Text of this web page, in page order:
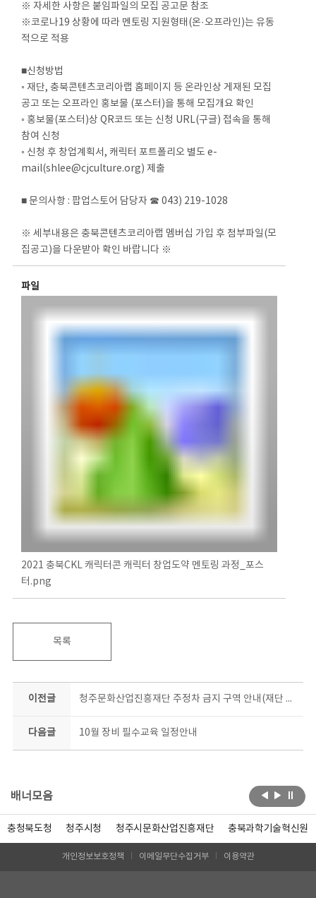
※ 자세한 사항은 붙임파일의 모집 공고문 참조
※코로나19 상황에 따라 멘토링 지원형태(온·오프라인)는 유동
적으로 적용
■신청방법
◦ 재단, 충북콘텐츠코리아랩 홈페이지 등 온라인상 게재된 모집
공고 또는 오프라인 홍보물 (포스터)을 통해 모집개요 확인
◦ 홍보물(포스터)상 QR코드 또는 신청 URL(구글) 접속을 통해
참여 신청
◦ 신청 후 창업계획서, 캐릭터 포트폴리오 별도 e-
mail(shlee@cjculture.org) 제출
■ 문의사항 : 팝업스토어 담당자 ☎ 043) 219-1028
※ 세부내용은 충북콘텐츠코리아랩 멤버십 가입 후 첨부파일(모
집공고)을 다운받아 확인 바랍니다 ※
파일
2021 충북CKL 캐릭터콘 캐릭터 창업도약 멘토링 과정_포스
터.png
목록
이전글 청주문화산업진흥재단 주정차 금지 구역 안내(재단 건물 뒷편)
다음글 10월 장비 필수교육 일정안내
배너모음
충청북도청 청주시청 청주시문화산업진흥재단 충북과학기술혁신원
개인정보보호정책 이메일무단수집거부 이용약관